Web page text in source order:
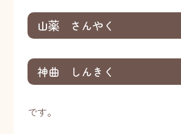
山薬 さんやく
神曲 しんきく
です。